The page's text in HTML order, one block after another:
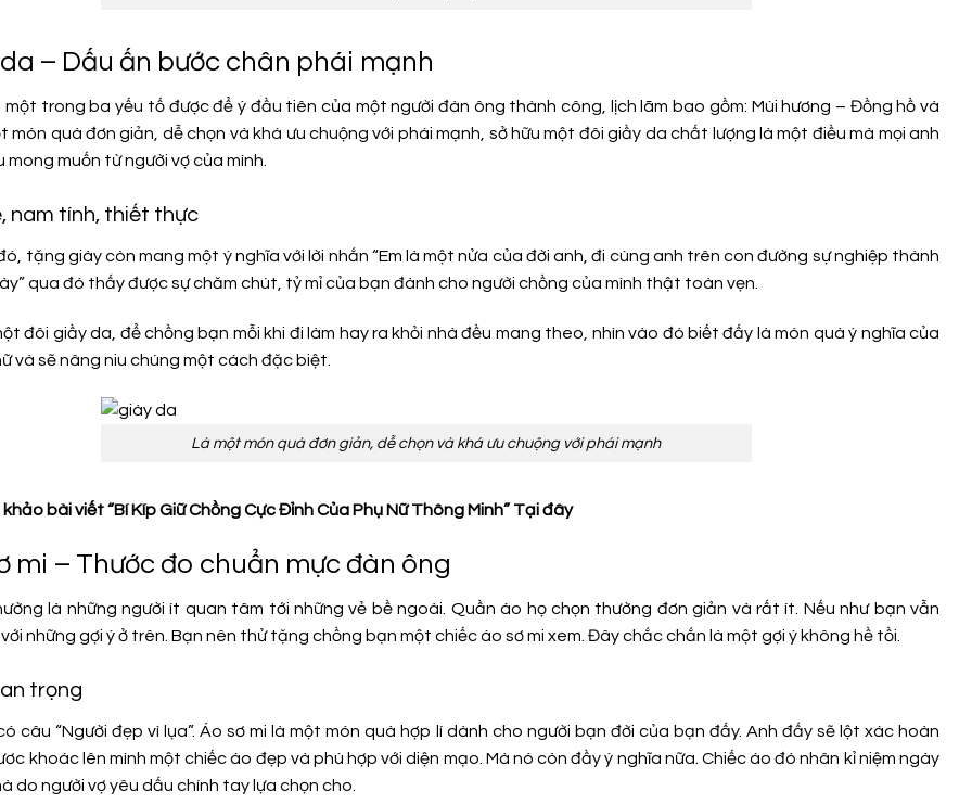
da – Dấu ấn bước chân phái mạnh
một trong ba yếu tố được để ý đầu tiên của một người đàn ông thành công, lịch lãm bao gồm: Mùi hương – Đồng hồ và
món quà đơn giản, dễ chọn và khá ưu chuộng với phái mạnh, sở hữu một đôi giầy da chất lượng là một điều mà mọi anh
mong muốn từ người vợ của mình.
nam tính, thiết thực
tặng giày còn mang một ý nghĩa với lời nhắn “Em là một nửa của đời anh, đi cùng anh trên con đường sự nghiệp thành
qua đó thấy được sự chăm chút, tỷ mỉ của bạn đành cho người chồng của mình thật toàn vẹn.
đôi giầy da, để chồng bạn mỗi khi đi làm hay ra khỏi nhà đều mang theo, nhìn vào đó biết đấy là món quà ý nghĩa của
và sẽ nâng niu chúng một cách đặc biệt.
Là một món quà đơn giản, dễ chọn và khá ưu chuộng với phái mạnh
bài viết “Bí Kíp Giữ Chồng Cực Đỉnh Của Phụ Nữ Thông Minh” Tại đây
mi – Thước đo chuẩn mực đàn ông
là những người ít quan tâm tới những vẻ bề ngoài. Quần áo họ chọn thường đơn giản và rất ít. Nếu như bạn vẫn
những gợi ý ở trên. Bạn nên thử tặng chồng bạn một chiếc áo sơ mi xem. Đây chắc chắn là một gợi ý không hề tồi.
trọng
câu “Người đẹp vì lụa”. Áo sơ mi là một món quà hợp lí dành cho người bạn đời của bạn đấy. Anh đấy sẽ lột xác hoàn
khoác lên mình một chiếc áo đẹp và phù hợp với diện mạo. Mà nó còn đầy ý nghĩa nữa. Chiếc áo đó nhân kỉ niệm ngày
do người vợ yêu dấu chính tay lựa chọn cho.